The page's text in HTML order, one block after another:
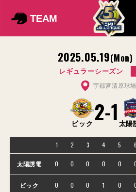
TEAM
2025.05.19(Mon)
レギュラーシーズン
宇都宮清原球場
ビック 2-1 太陽
1 2 3 4 5 6
太陽誘電 0 0 0 0 0
ビック 0 0 0 1 0